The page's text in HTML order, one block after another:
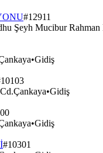
#12911
Şeyh Mucibur Rahman
•Gidiş
10103
•Gidiş
•Gidiş
#10301